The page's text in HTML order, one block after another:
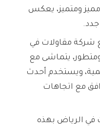
مميز ومتميز، يعكس
شركة مقاولات في
يتماشى مع
ويستخدم أحدث
مع اتجاهات
في الرياض بهذه